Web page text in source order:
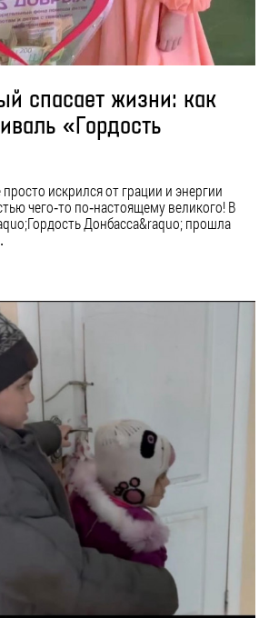
спасает жизни: как
«Гордость
искрился от грации и энергии
чего‑то по‑настоящему великого! В
Донбасса&raquo; прошла